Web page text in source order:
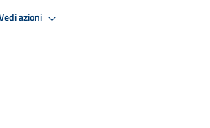
azioni